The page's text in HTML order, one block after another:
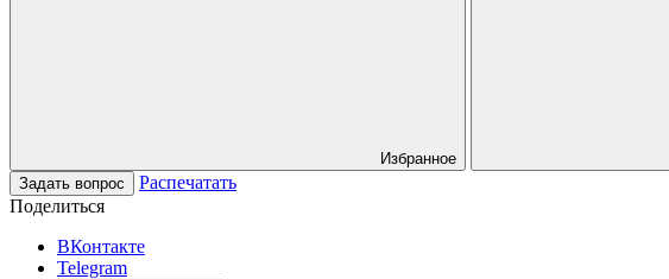
Избранное
Задать вопрос
Распечатать
Поделиться
ВКонтакте
Telegram